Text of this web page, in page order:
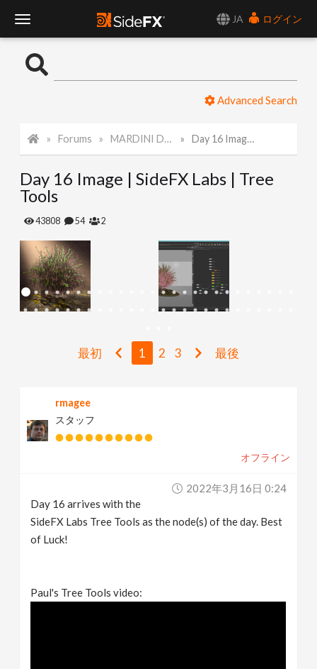
JA
ログイン
o
l
e
N
a
Advanced Search
Forums MARDINI Daily Art Challenge 2022 Day 16 Image | SideFX Labs | Tree Tools
Day 16 Image | SideFX Labs | Tree
Tools
43808 54 2
最初 1 2 3 最後
rmagee
スタッフ
オフライン
2022年3月16日 0:24
Day 16 arrives with the
SideFX Labs Tree Tools as the node(s) of the day. Best
of Luck!
Paul's Tree Tools video: